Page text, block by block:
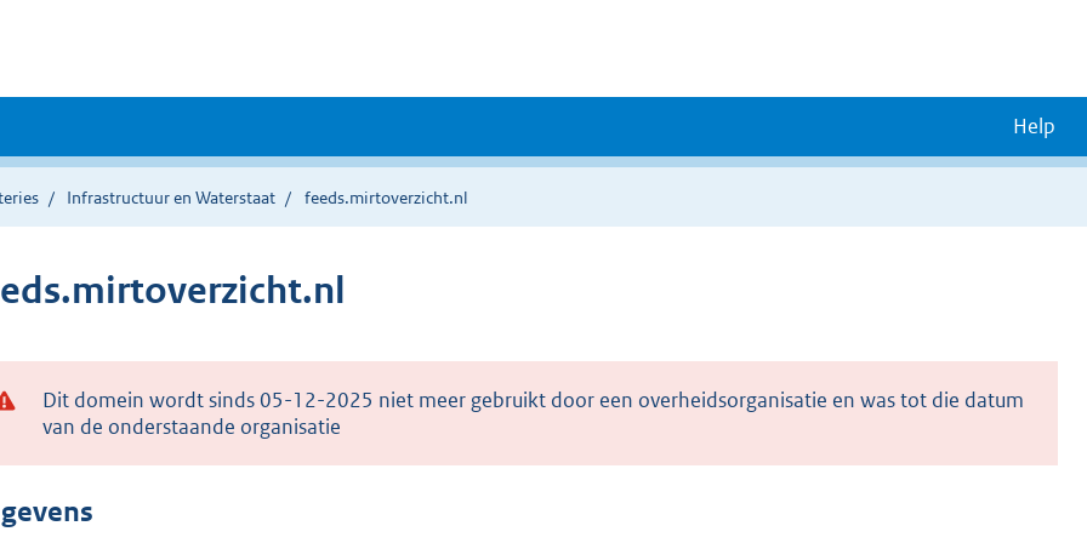
Help
Infrastructuur en Waterstaat feeds.mirtoverzicht.nl
Dit domein wordt sinds 05-12-2025 niet meer gebruikt door een overheidsorganisatie en was tot die datum
van de onderstaande organisatie